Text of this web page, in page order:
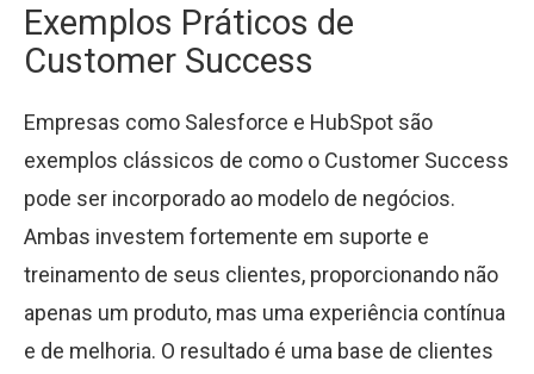
Exemplos Práticos de
Customer Success
Empresas como Salesforce e HubSpot são
exemplos clássicos de como o Customer Success
pode ser incorporado ao modelo de negócios.
Ambas investem fortemente em suporte e
treinamento de seus clientes, proporcionando não
apenas um produto, mas uma experiência contínua
e de melhoria. O resultado é uma base de clientes